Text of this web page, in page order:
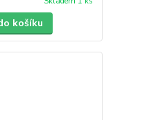
košíku